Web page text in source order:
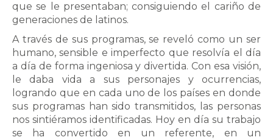
que se le presentaban; consiguiendo el cariño de
generaciones de latinos.
A través de sus programas, se reveló como un ser
humano, sensible e imperfecto que resolvía el día
a día de forma ingeniosa y divertida. Con esa visión,
le daba vida a sus personajes y ocurrencias,
logrando que en cada uno de los países en donde
sus programas han sido transmitidos, las personas
nos sintiéramos identificadas. Hoy en día su trabajo
se ha convertido en un referente, en un